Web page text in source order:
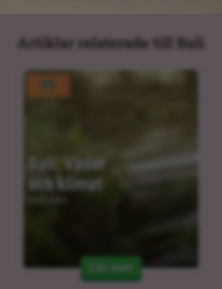
Artiklar relaterade till Bali
Bali: Väder
och klimat
Läs mer